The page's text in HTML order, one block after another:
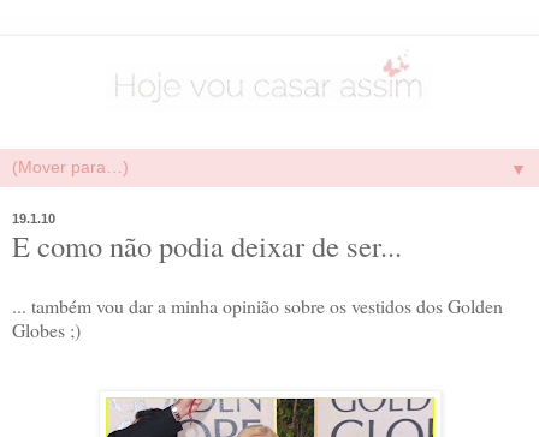
▼
19.1.10
E como não podia deixar de ser...
... também vou dar a minha opinião sobre os vestidos dos Golden
Globes ;)